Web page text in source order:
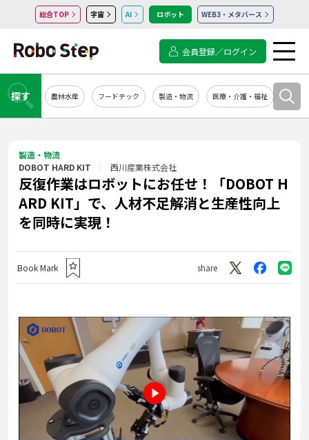
総合TOP 宇宙 AI ロボット WEB3・メタバース
会員登録／ログイン
探す 農林水産 フードテック 製造・物流 医療・介護・福祉 シス
製造・物流
DOBOT HARD KIT
西川産業株式会社
反復作業はロボットにお任せ！「DOBOT H
ARD KIT」で、人材不足解消と生産性向上
を同時に実現！
Book Mark share